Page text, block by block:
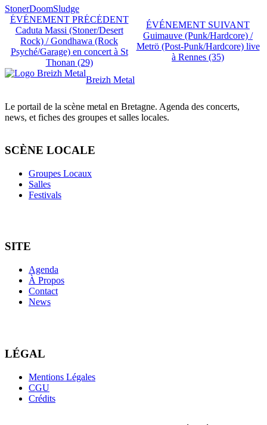
StonerDoomSludge
ÉVÉNEMENT PRÉCÉDENT
Caduta Massi (Stoner/Desert
Rock) / Gondhawa (Rock
Psyché/Garage) en concert à St
Thonan (29)
ÉVÉNEMENT SUIVANT
Guimauve (Punk/Hardcore) /
Metrö (Post-Punk/Hardcore) live
à Rennes (35)
Breizh Metal
Le portail de la scène metal en Bretagne. Agenda des concerts,
news, et fiches des groupes et salles locales.
SCÈNE LOCALE
Groupes Locaux
Salles
Festivals
SITE
Agenda
À Propos
Contact
News
LÉGAL
Mentions Légales
CGU
Crédits